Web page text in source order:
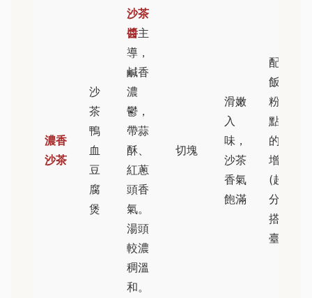
濃香
沙茶
沙
茶
鴨
血
豆
腐
煲
沙茶
醬主
導，
鹹香
濃
鬱，
帶蒜
酥、
紅蔥
頭香
氣。
湯頭
較濃
稠溫
和。
切塊
滑嫩
入
味，
沙茶
香氣
飽滿
配白
飯、冬
粉；加
點炸過
的蛋酥
增香
(超加
分！)；
搭冰涼
臺啤。